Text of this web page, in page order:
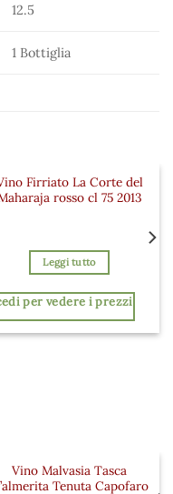
12.5
1 Bottiglia
Firriato La Corte del
rosso cl 75 2013
Leggi tutto
per vedere i prezzi
Vino Malvasia Tasca
Tenuta Capofaro